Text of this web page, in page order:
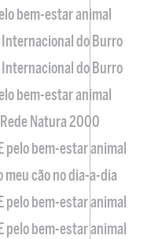
bem-estar animal
Internacional do Burro
Internacional do Burro
bem-estar animal
Natura 2000
pelo bem-estar animal
meu cão no dia-a-dia
pelo bem-estar animal
pelo bem-estar animal